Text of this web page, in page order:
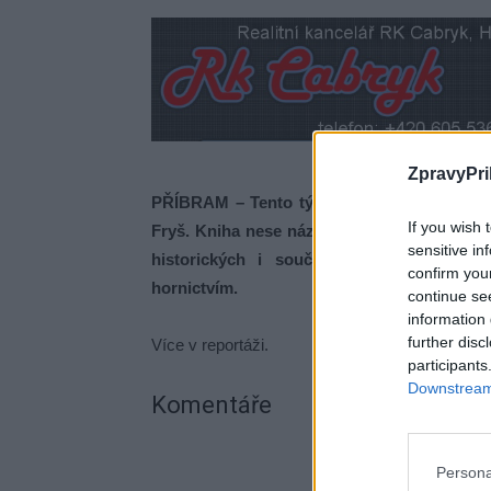
If you wish
sensitive
confirm
continue
information
further
PŘÍBRAM – Tento týden pokřtil svou
Fryš. Kniha nese název – Hornická
historických i současných fotografií.
hornictvím.
Více v reportáži.
Komentáře